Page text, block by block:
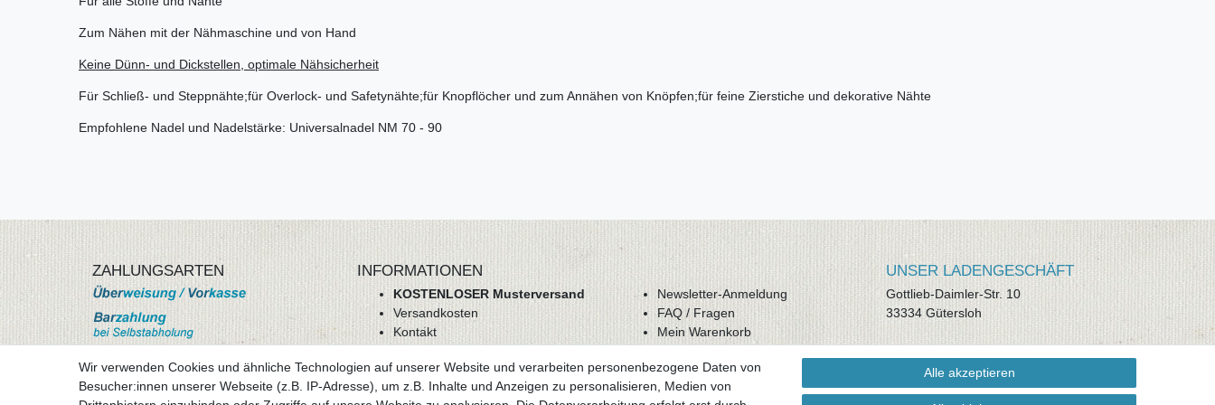
Zum Nähen mit der Nähmaschine und von Hand
Keine Dünn- und Dickstellen, optimale Nähsicherheit
Für Schließ- und Steppnähte;für Overlock- und Safetynähte;für Knopflöcher und zum Annähen von Knöpfen;für feine Zierstiche und dekorative Nähte
Empfohlene Nadel und Nadelstärke: Universalnadel NM 70 - 90
ZAHLUNGSARTEN INFORMATIONEN
KOSTENLOSER Musterversand
Versandkosten
Kontakt
AGB
Datenschutz
Newsletter-Anmeldung
FAQ / Fragen
Mein Warenkorb
Mein Konto
UNSER LADENGESCHÄFT
Gottlieb-Daimler-Str. 10
33334 Gütersloh
ÖFFNUNGSZEITEN
Montag - Dienstag: 8.00 - 18.00 Uhr,
Mittwoch Ruhetag, Donnerstag: 8.00 -
Wir verwenden Cookies und ähnliche Technologien auf unserer Website und verarbeiten personenbezogene Daten von
Besucher:innen unserer Webseite (z.B. IP-Adresse), um z.B. Inhalte und Anzeigen zu personalisieren, Medien von
Alle akzeptieren